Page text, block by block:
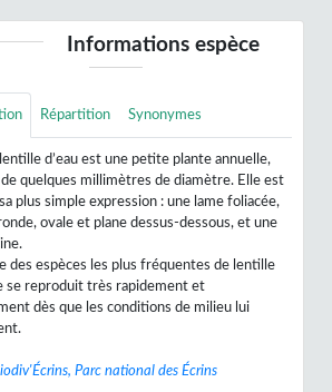
Informations espèce
Répartition Synonymes
d’eau est une petite plante annuelle,
quelques millimètres de diamètre. Elle est
plus simple expression : une lame foliacée,
ovale et plane dessus-dessous, et une
des espèces les plus fréquentes de lentille
se reproduit très rapidement et
dès que les conditions de milieu lui
Parc national des Écrins